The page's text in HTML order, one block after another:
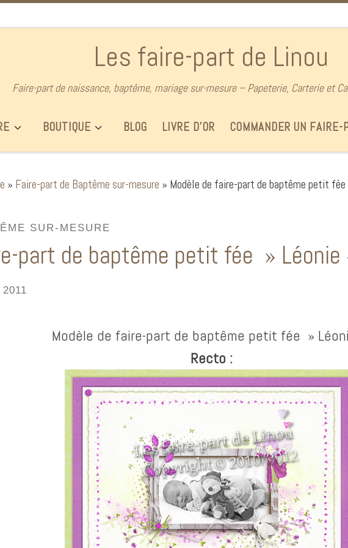
Les faire-part de Linou
Faire-part de naissance, baptême, mariage sur-mesure – Papeterie, Carterie et
BOUTIQUE BLOG LIVRE D’OR COMMANDER UN FAIRE-
» Faire-part de Baptême sur-mesure » Modèle de faire-part de baptême petit
SUR-MESURE
part de baptême petit fée »
Modèle de faire-part de baptême petit fée »
Recto :